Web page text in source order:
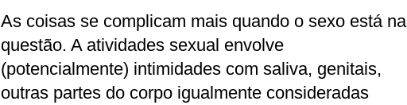
As coisas se complicam mais quando o sexo está na
questão. A atividades sexual envolve
(potencialmente) intimidades com saliva, genitais,
outras partes do corpo igualmente consideradas